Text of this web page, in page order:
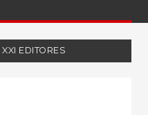
EDITORES